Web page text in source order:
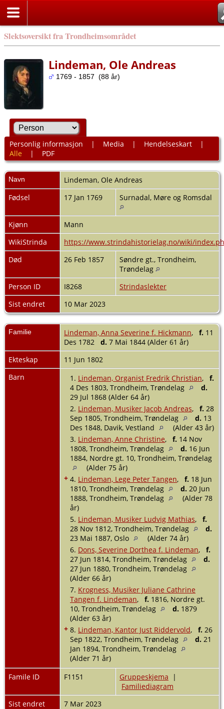
Slektsoversikt fra Trondheimsområdet
Lindeman, Ole Andreas
1769 - 1857 (88 år)
Personlig informasjon | Media | Hendelseskart|
Alle | PDF
Navn Lindeman, Ole Andreas
Fødsel
17 Jan 1769 Surnadal, Møre og Romsdal
Kjønn
Mann
WikiStrinda
https://www.strindahistorielag.no/wiki/
Død
26 Feb 1857
Søndre gt., Trondheim,
Trøndelag
Person ID
I8268
Strindaslekter
Sist endret
10 Mar 2023
Familie Lindeman, Anna Severine f. Hickmann, f. 11
Des 1782 d. 7 Mai 1844 (Alder 61 år)
Ekteskap
11 Jun 1802
Barn
1. Lindeman, Organist Fredrik Christian, f.
4 Des 1803, Trondheim, Trøndelag
d.
29 Jul 1868 (Alder 64 år)
2. Lindeman, Musiker Jacob Andreas, f. 28
Sep 1805, Trondheim, Trøndelag
d. 13
Des 1848, Davik, Vestland
(Alder 43 år)
3. Lindeman, Anne Christine, f. 14 Nov
1808, Trondheim, Trøndelag
d. 16 Jun
1884, Nordre gt. 10, Trondheim, Trøndelag
(Alder 75 år)
+ 4. Lindeman, Lege Peter Tangen, f. 18 Jun
1810, Trondheim, Trøndelag
d. 20 Jun
1888, Trondheim, Trøndelag
(Alder 78
år)
5. Lindeman, Musiker Ludvig Mathias, f.
28 Nov 1812, Trondheim, Trøndelag
d.
23 Mai 1887, Oslo
(Alder 74 år)
6. Dons, Severine Dorthea f. Lindeman, f.
27 Jun 1814, Trondheim, Trøndelag
d.
27 Jun 1880, Trondheim, Trøndelag
(Alder 66 år)
7. Krogness, Musiker Juliane Cathrine
Tangen f. Lindeman, f. 1816, Nordre gt.
10, Trondheim, Trøndelag
d. 1879
(Alder 63 år)
+ 8. Lindeman, Kantor Just Riddervold, f. 26
Sep 1822, Trondheim, Trøndelag
d. 21
Jan 1894, Trondheim, Trøndelag
(Alder 71 år)
Famile ID
F1151 Gruppeskjema |
Familiediagram
Sist endret
7 Mar 2023